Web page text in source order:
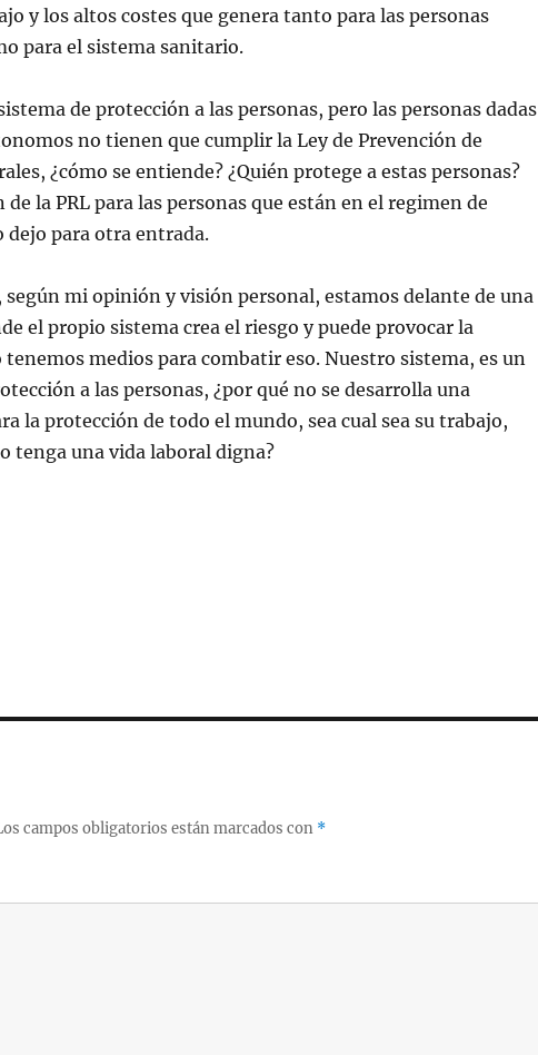
y los altos costes que genera tanto para las personas
para el sistema sanitario.
de protección a las personas, pero las personas dadas
no tienen que cumplir la Ley de Prevención de
¿cómo se entiende? ¿Quién protege a estas personas?
la PRL para las personas que están en el regimen de
dejo para otra entrada.
según mi opinión y visión personal, estamos delante de una
el propio sistema crea el riesgo y puede provocar la
medios para combatir eso. Nuestro sistema, es un
a las personas, ¿por qué no se desarrolla una
la protección de todo el mundo, sea cual sea su trabajo,
tenga una vida laboral digna?
campos obligatorios están marcados con *